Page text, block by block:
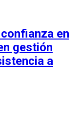
en
gestión
a